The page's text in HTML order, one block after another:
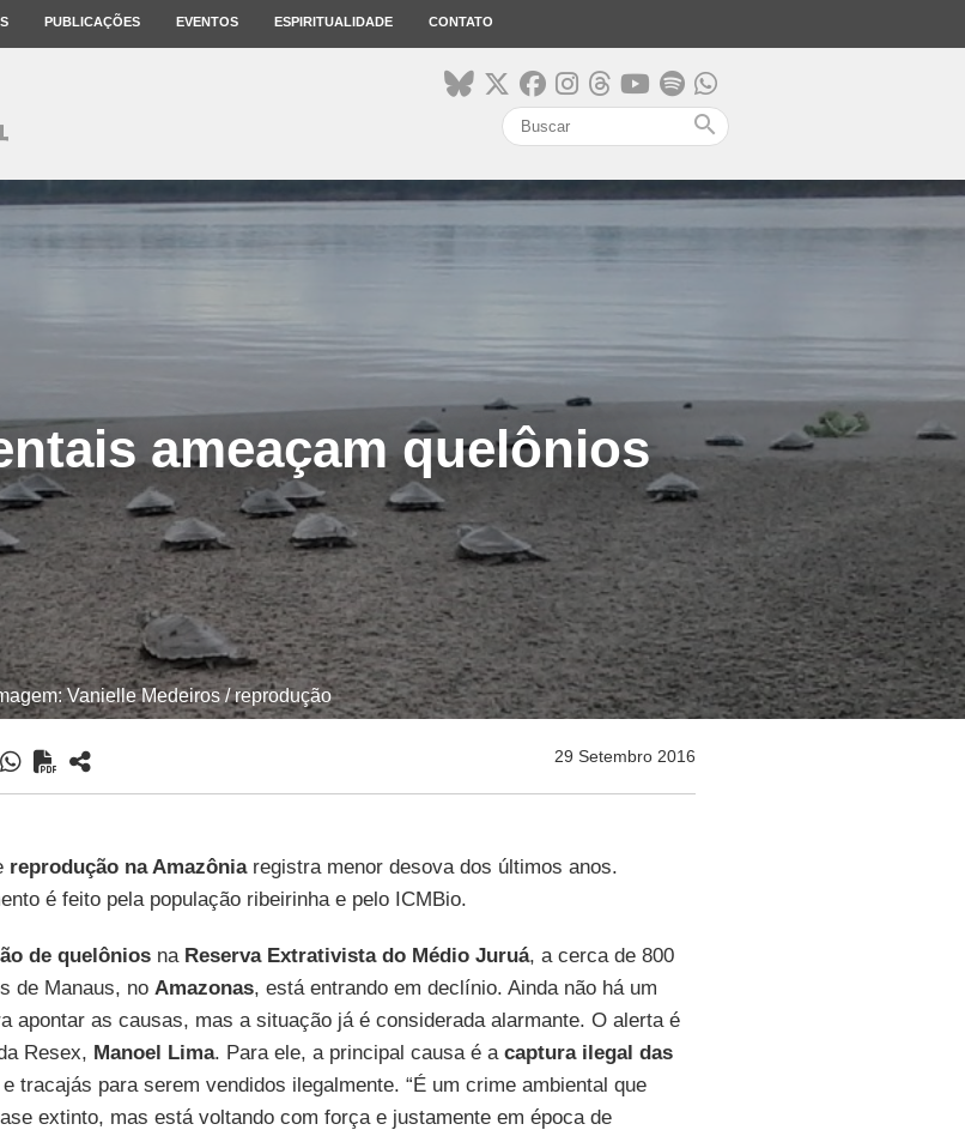
PUBLICAÇÕES EVENTOS ESPIRITUALIDADE CONTATO
search
ameaçam quelônios
Vanielle Medeiros / reprodução
29 Setembro 2016
reprodução na Amazôniaregistra menor desova dos últimos anos.
é feito pela população ribeirinha e pelo ICMBio.
de quelôniosna Reserva Extrativista do Médio Juruá, a cerca de 800
de Manaus, no Amazonas, está entrando em declínio. Ainda não há um
apontar as causas, mas a situação já é considerada alarmante. O alerta é
Resex, Manoel Lima. Para ele, a principal causa é a captura ilegal das
e tracajás para serem vendidos ilegalmente. “É um crime ambiental que
extinto, mas está voltando com força e justamente em época de